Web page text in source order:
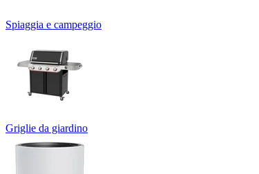
Spiaggia e campeggio
Griglie da giardino